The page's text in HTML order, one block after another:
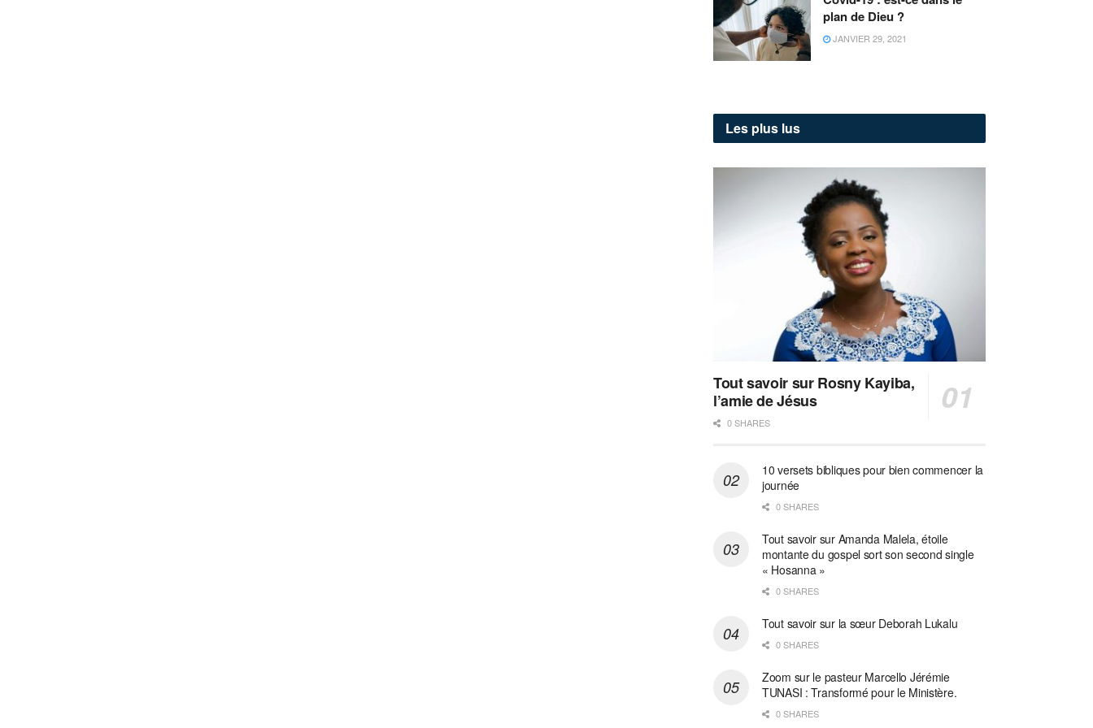
plan de Dieu ?
JANVIER 29, 2021
Les plus lus
Tout savoir sur Rosny Kayiba,
l’amie de Jésus
0 SHARES
10 versets bibliques pour bien commencer la
journée
0 SHARES
Tout savoir sur Amanda Malela, étoile
montante du gospel sort son second single
« Hosanna »
0 SHARES
Tout savoir sur la sœur Deborah Lukalu
0 SHARES
Zoom sur le pasteur Marcello Jérémie
TUNASI : Transformé pour le Ministère.
0 SHARES